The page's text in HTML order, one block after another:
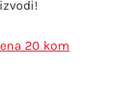
20 kom